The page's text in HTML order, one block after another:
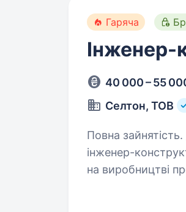
Гаряча
Інженер-
40 000 – 55
Селтон, ТОВ
Повна зайнятість.
інженер-
на виробництві